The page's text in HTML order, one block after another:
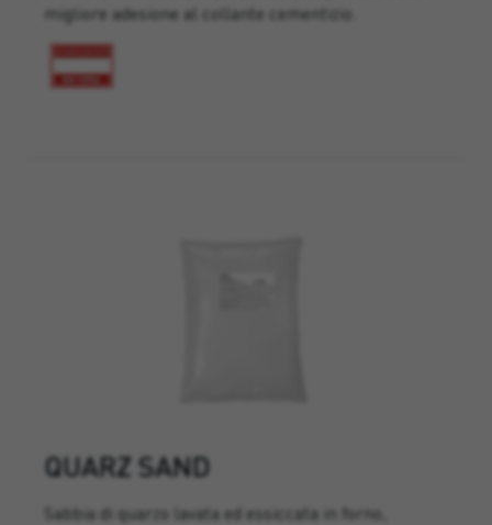
migliore adesione al collante cementizio.
QUARZ SAND
Sabbia di quarzo lavata ed essiccata in forno,